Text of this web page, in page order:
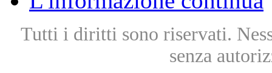
Tutti i diritti sono riservati.
senza